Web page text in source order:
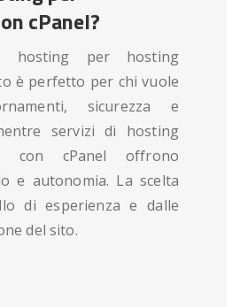
cPanel?
hosting per hosting
è perfetto per chi vuole
sicurezza e
servizi di hosting
con cPanel offrono
e autonomia. La scelta
di esperienza e dalle
del sito.